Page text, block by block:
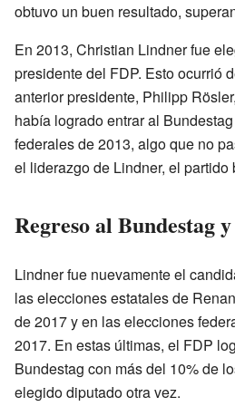
obtuvo un buen resultado,
En 2013, Christian Lindner fue
presidente del FDP. Esto ocurrió
anterior presidente, Philipp
había logrado entrar al
federales de 2013, algo que no
el liderazgo de Lindner, el partido
Regreso al Bundestag
Lindner fue nuevamente el
las elecciones estatales de
de 2017 y en las elecciones
2017. En estas últimas, el FDP
Bundestag con más del 10% de
elegido diputado otra vez.